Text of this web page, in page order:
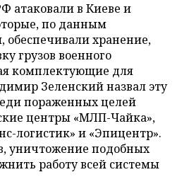
атаковали в Киеве и
по данным
хранение,
грузов военного
комплектующие для
Зеленский назвал эту
пораженных целей
центры «МЛП-Чайка»,
логистик» и «Эпицентр».
уничтожение подобных
работу всей системы